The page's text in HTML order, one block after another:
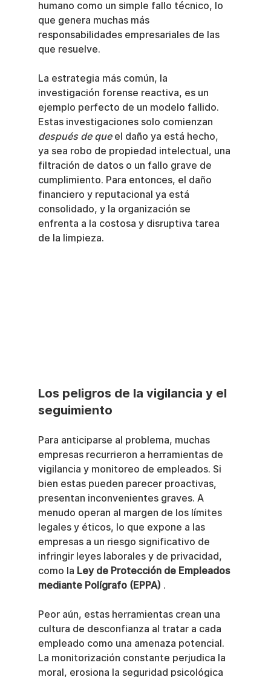
humano como un simple fallo técnico, lo
que genera muchas más
responsabilidades empresariales de las
que resuelve.
La estrategia más común, la
investigación forense reactiva, es un
ejemplo perfecto de un modelo fallido.
Estas investigaciones solo comienzan
después de que el daño ya está hecho,
ya sea robo de propiedad intelectual, una
filtración de datos o un fallo grave de
cumplimiento. Para entonces, el daño
financiero y reputacional ya está
consolidado, y la organización se
enfrenta a la costosa y disruptiva tarea
de la limpieza.
Los peligros de la vigilancia y el
seguimiento
Para anticiparse al problema, muchas
empresas recurrieron a herramientas de
vigilancia y monitoreo de empleados. Si
bien estas pueden parecer proactivas,
presentan inconvenientes graves. A
menudo operan al margen de los límites
legales y éticos, lo que expone a las
empresas a un riesgo significativo de
infringir leyes laborales y de privacidad,
como la Ley de Protección de Empleados
mediante Polígrafo (EPPA) .
Peor aún, estas herramientas crean una
cultura de desconfianza al tratar a cada
empleado como una amenaza potencial.
La monitorización constante perjudica la
moral, erosiona la seguridad psicológica